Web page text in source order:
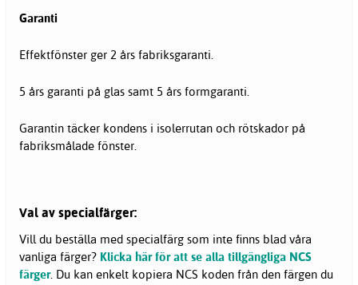
Garanti
Effektfönster ger 2 års fabriksgaranti.
5 års garanti på glas samt 5 års formgaranti.
Garantin täcker kondens i isolerrutan och rötskador på
fabriksmålade fönster.
Val av specialfärger:
Vill du beställa med specialfärg som inte finns blad våra
vanliga färger? Klicka här för att se alla tillgängliga NCS
färger. Du kan enkelt kopiera NCS koden från den färgen du